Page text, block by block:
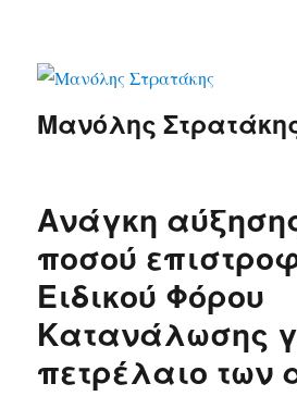
Μανόλης
Ανάγκη
ποσού
Ειδικού Φόρου
Κατανάλωσης
πετρέλαιο των